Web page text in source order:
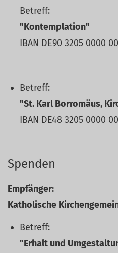
Betreff:
"Kontemplation"
IBAN DE90 3205 0000
Betreff:
"St. Karl Borromäus,
IBAN DE48 3205 0000
Spenden
Empfänger:
Katholische
Betreff:
"Erhalt und